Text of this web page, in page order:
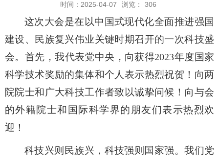
时间：2025-04-07 浏览： 306
这次大会是在以中国式现代化全面推进强国
建设、民族复兴伟业关键时期召开的一次科技盛
会。首先，我代表党中央，向获得2023年度国家
科学技术奖励的集体和个人表示热烈祝贺！向两
院院士和广大科技工作者致以诚挚问候！向与会
的外籍院士和国际科学界的朋友们表示热烈欢
迎！
科技兴则民族兴，科技强则国家强。我们党